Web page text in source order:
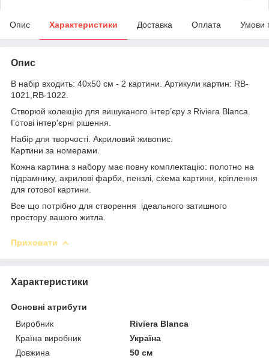
Опис Характеристики Доставка Оплата Умови
Опис
В набір входить: 40x50 см - 2 картини. Артикули картин: RB-
1021,RB-1022.
Створюй колекцію для вишуканого інтер’єру з Riviera Blanca.
Готові інтер'єрні рішення.
Набір для творчості. Акриловий живопис.
Картини за номерами.
Кожна картина з набору має повну комплектацію: полотно на
підрамнику, акрилові фарби, пензлі, схема картини, кріплення
для готової картини.
Все що потрібно для створення ідеального затишного
простору вашого житла.
Приховати
Характеристики
Основні атрибути
Виробник
Riviera Blanca
Країна виробник
Україна
Довжина
50 см